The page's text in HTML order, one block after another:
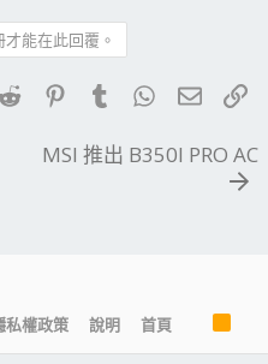
能在此回覆。
Reddit PinterestTumblrWhatsApp
電子
MSI 推出 B350I PRO AC
私權政策 說明 首頁
R
S
S